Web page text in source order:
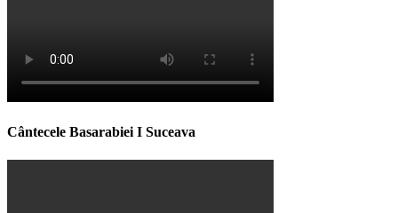
Cântecele Basarabiei I Suceava